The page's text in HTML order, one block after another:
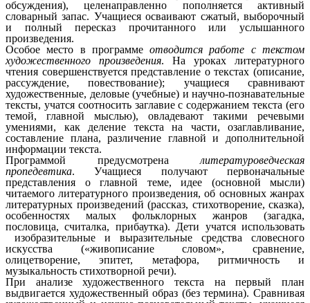
обсуждения), целенаправленно пополняется активный
словарный запас. Учащиеся осваивают сжатый, выборочный
и полный пересказ прочитанного или услышанного
произведения.
Особое место в программеотводится работе с текстом
художественного произведения. На уроках литературного
чтения совершенствуется представление о текстах (описание,
рассуждение, повествование); учащиеся сравнивают
художественные, деловые (учебные) и научно-познавательные
тексты, учатся соотносить заглавие с содержанием текста (его
темой, главной мыслью), овладевают такими речевыми
умениями, как деление текста на части, озаглавливание,
составление плана, различение главной и дополнительной
информации текста.
Программой предусмотрена литературоведческая
пропедевтика. Учащиеся получают первоначальные
представления о главной теме, идее (основной мысли)
читаемого литературного произведения, об основных жанрах
литературных произведений (рассказ, стихотворение, сказка),
особенностях малых фольклорных жанров (загадка,
пословица, считалка, прибаутка). Дети учатся использовать
изобразительные и выразительные средства словесного
искусства («живописание словом», сравнение,
олицетворение, эпитет, метафора, ритмичность и
музыкальность стихотворной речи).
При анализе художественного текста на первый план
выдвигается художественный образ (без термина). Сравнивая